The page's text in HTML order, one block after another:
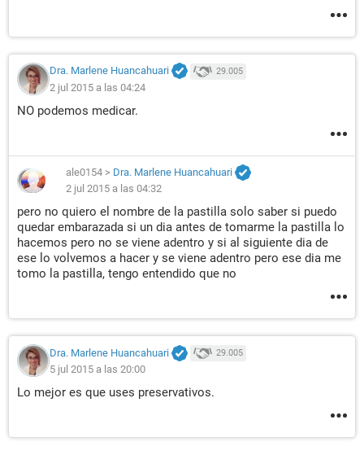
Dra. Marlene Huancahuari 29.005
2 jul 2015 a las 04:24
NO podemos medicar.
ale0154 > Dra. Marlene Huancahuari
2 jul 2015 a las 04:32
pero no quiero el nombre de la pastilla solo saber si puedo
quedar embarazada si un dia antes de tomarme la pastilla lo
hacemos pero no se viene adentro y si al siguiente dia de
ese lo volvemos a hacer y se viene adentro pero ese dia me
tomo la pastilla, tengo entendido que no
Dra. Marlene Huancahuari 29.005
5 jul 2015 a las 20:00
Lo mejor es que uses preservativos.